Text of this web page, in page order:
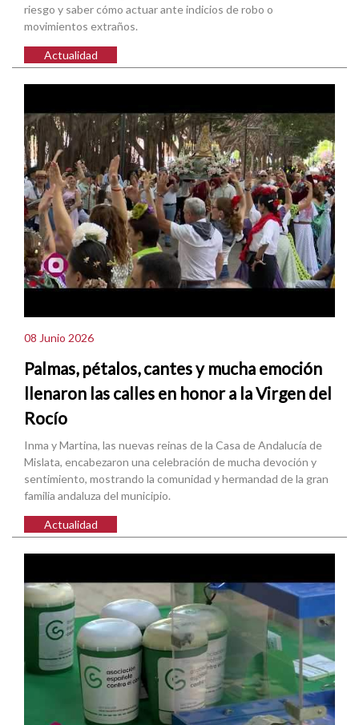
riesgo y saber cómo actuar ante indicios de robo o
movimientos extraños.
Actualidad
08 Junio 2026
Palmas, pétalos, cantes y mucha emoción
llenaron las calles en honor a la Virgen del
Rocío
Inma y Martina, las nuevas reinas de la Casa de Andalucía de
Mislata, encabezaron una celebración de mucha devoción y
sentimiento, mostrando la comunidad y hermandad de la gran
familia andaluza del municipio.
Actualidad